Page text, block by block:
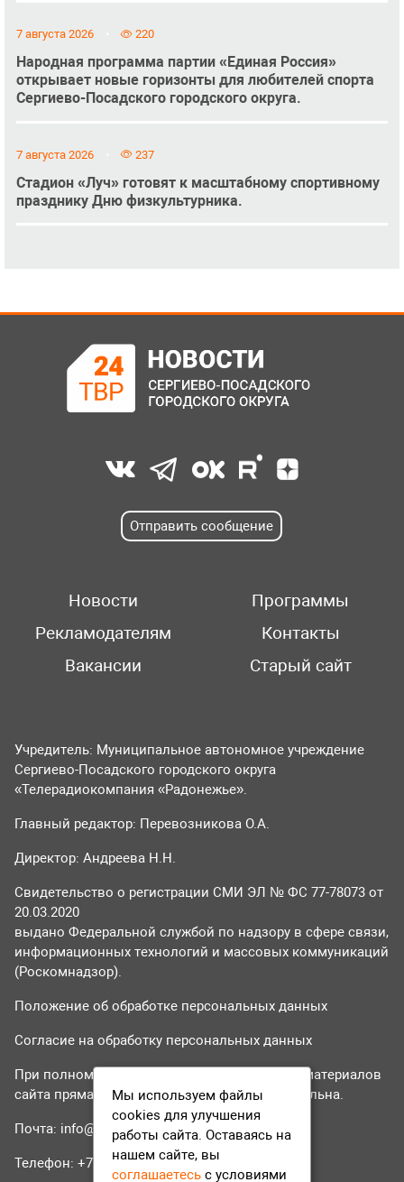
7 августа 2026 220
Народная программа партии «Единая Россия»
открывает новые горизонты для любителей спорта
Сергиево-Посадского городского округа.
7 августа 2026 237
Стадион «Луч» готовят к масштабному спортивному
празднику Дню физкультурника.
Отправить сообщение
Новости
Программы
Рекламодателям
Контакты
Вакансии
Старый сайт
Учредитель: Муниципальное автономное учреждение
Сергиево-Посадского городского округа
«Телерадиокомпания «Радонежье».
Главный редактор: Перевозникова О.А.
Директор: Андреева Н.Н.
Свидетельство о регистрации СМИ ЭЛ № ФС 77-78073 от
20.03.2020
выдано Федеральной службой по надзору в сфере связи,
информационных технологий и массовых коммуникаций
(Роскомнадзор).
Положение об обработке персональных данных
Согласие на обработку персональных данных
При полном или частичном использовании материалов
сайта прямая гиперссылка на tvr24.tv обязательна.
Почта: info@tvr24.tv
Телефон: +7 (496) 551-04-95
Мы используем файлы
cookies для улучшения
работы сайта. Оставаясь на
нашем сайте, вы
соглашаетесь с условиями